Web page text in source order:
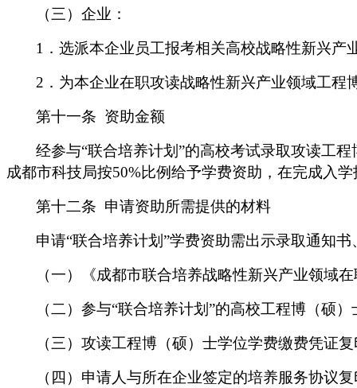
（三）企业：
1 ．选派本企业员工报考相关高校战略性新兴产
2 ．为本企业在职攻读战略性新兴产业领域工
第十一条 资助金额
经参与“联合培养计划”的高校考试录取攻读工
成都市科技局按50%比例给予学费资助，在完成入
第十二条 申请资助所需提供的材料
申请“联合培养计划”学费资助需出示录取通知
（一）《成都市联合培养战略性新兴产业领域
（二）参与“联合培养计划”的高校工程博（硕
（三）攻读工程博（硕）士学位学费缴费凭证
（四）申请人与所在企业签定的培养服务协议